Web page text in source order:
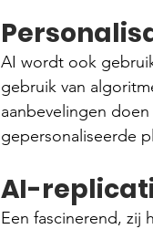
AI wordt ook
gebruik van
aanbevelingen
gepersonaliseerde
AI-
Een fascinerend, zij